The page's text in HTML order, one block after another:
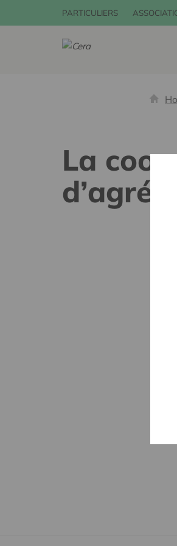
PARTICULIERS
La